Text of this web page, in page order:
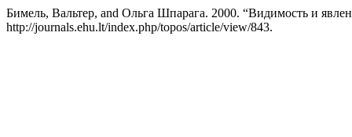
Бимель, Вальтер, and Ольга Шпарага. 2000. “Видимость и
http://journals.ehu.lt/index.php/topos/article/view/843.